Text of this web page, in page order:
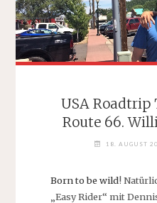
USA Roadtrip
Route 66.
18. AUGUST
Born to be wild!
„Easy Rider“ mit